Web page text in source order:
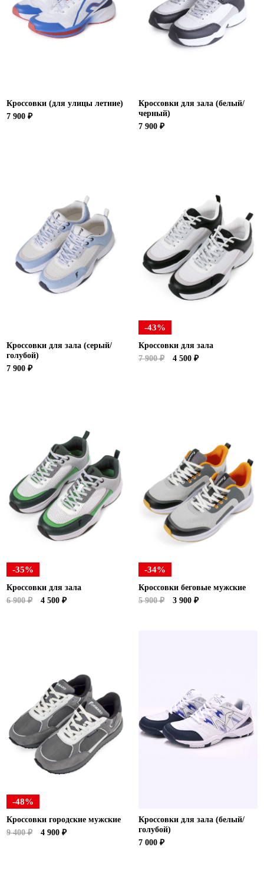
Новосибирская область (3)
Омская область (5)
Самарская область (1)
Томская область (1)
Тульская область (1)
Тюменская область (3)
Хакасия (1)
Ханты-Мансийский автономный округ (3)
Челябинская область (2)
Кроссовки (для улицы летние)
7 900 ₽
Кроссовки для зала (белый/
черный)
7 900 ₽
Кроссовки для зала (серый/
голубой)
7 900 ₽
-43%
Кроссовки для зала
7 900 ₽
4 500 ₽
-35%
Кроссовки для зала
6 900 ₽
4 500 ₽
-34%
Кроссовки беговые мужские
5 900 ₽
3 900 ₽
-48%
Кроссовки городские мужские
9 400 ₽
4 900 ₽
Кроссовки для зала (белый/
голубой)
7 000 ₽